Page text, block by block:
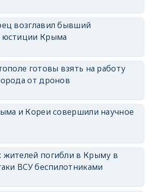
erid: 2SDnjdPjgYS
erid: 2SDnjdvhGXG
возглавил бывший
юстиции Крыма
готовы взять на работу
от дронов
и Кореи совершили научное
погибли в Крыму в
ВСУ беспилотниками